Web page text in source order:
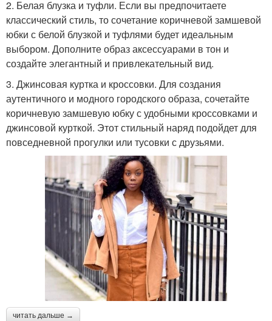
2. Белая блузка и туфли. Если вы предпочитаете
классический стиль, то сочетание коричневой замшевой
юбки с белой блузкой и туфлями будет идеальным
выбором. Дополните образ аксессуарами в тон и
создайте элегантный и привлекательный вид.
3. Джинсовая куртка и кроссовки. Для создания
аутентичного и модного городского образа, сочетайте
коричневую замшевую юбку с удобными кроссовками и
джинсовой курткой. Этот стильный наряд подойдет для
повседневной прогулки или тусовки с друзьями.
читать дальше →